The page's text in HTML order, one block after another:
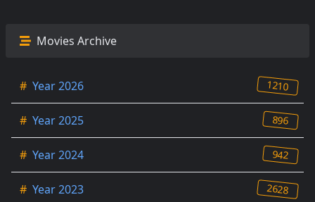
Movies Archive
# Year 2026 1210
# Year 2025 896
# Year 2024 942
# Year 2023 2628